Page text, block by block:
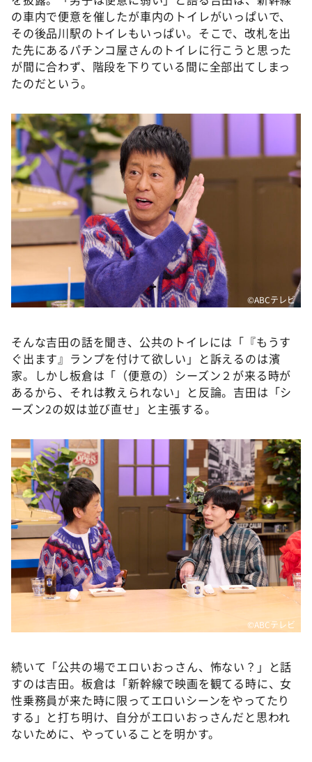
の車内で便意を催したが車内のトイレがいっぱいで、
その後品川駅のトイレもいっぱい。そこで、改札を出
た先にあるパチンコ屋さんのトイレに行こうと思った
が間に合わず、階段を下りている間に全部出てしまっ
たのだという。
©️ABCテレビ
そんな吉田の話を聞き、公共のトイレには「『もうす
ぐ出ます』ランプを付けて欲しい」と訴えるのは濱
家。しかし板倉は「（便意の）シーズン２が来る時が
あるから、それは教えられない」と反論。吉田は「シ
ーズン2の奴は並び直せ」と主張する。
©️ABCテレビ
続いて「公共の場でエロいおっさん、怖ない？」と話
すのは吉田。板倉は「新幹線で映画を観てる時に、女
性乗務員が来た時に限ってエロいシーンをやってたり
する」と打ち明け、自分がエロいおっさんだと思われ
ないために、やっていることを明かす。